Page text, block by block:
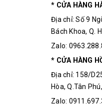
* CỬA HÀNG
Địa chỉ: Số 9
Bách Khoa, Q.
Zalo:
* CỬA HÀNG
Địa chỉ: 158/
Hòa, Q.Tân
Zalo: